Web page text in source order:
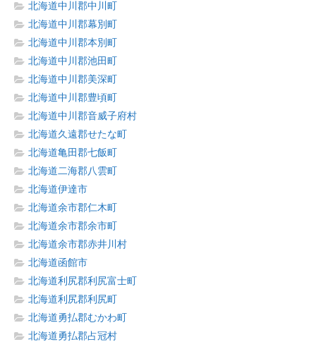
北海道中川郡中川町
北海道中川郡幕別町
北海道中川郡本別町
北海道中川郡池田町
北海道中川郡美深町
北海道中川郡豊頃町
北海道中川郡音威子府村
北海道久遠郡せたな町
北海道亀田郡七飯町
北海道二海郡八雲町
北海道伊達市
北海道余市郡仁木町
北海道余市郡余市町
北海道余市郡赤井川村
北海道函館市
北海道利尻郡利尻富士町
北海道利尻郡利尻町
北海道勇払郡むかわ町
北海道勇払郡占冠村